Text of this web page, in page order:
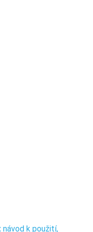
k použití,